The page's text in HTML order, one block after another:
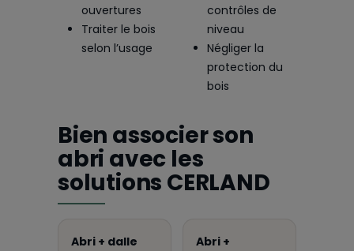
ouvertures
Traiter le bois
selon l’usage
contrôles de
niveau
Négliger la
protection du
bois
Bien associer son
abri avec les
solutions CERLAND
Abri + dalle
Abri +